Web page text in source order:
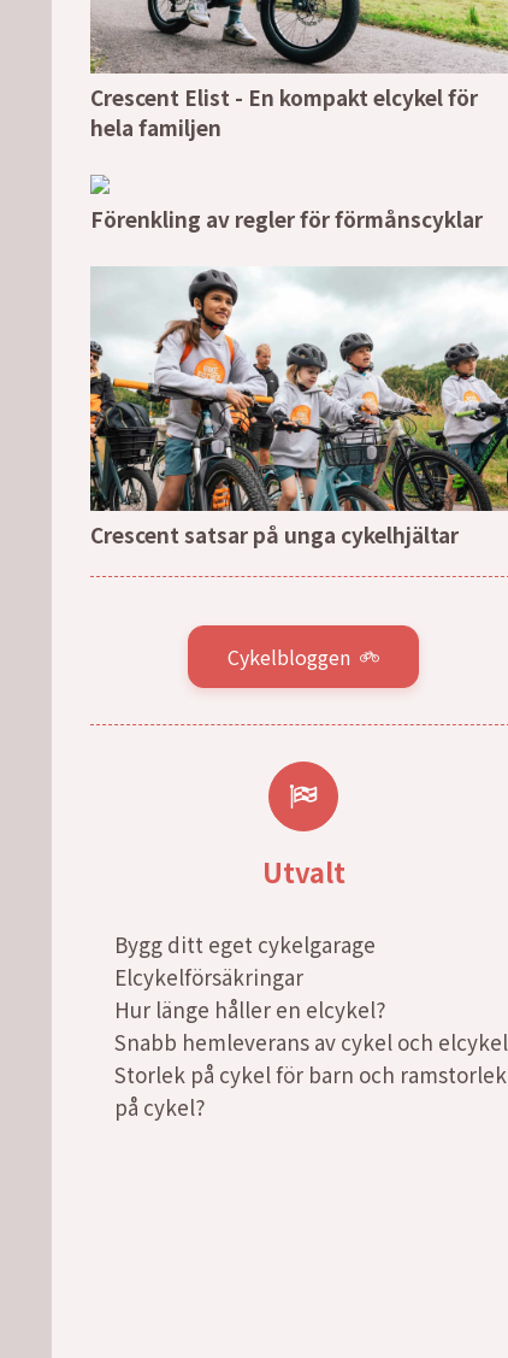
Crescent Elist - En kompakt elcykel för
hela familjen
Förenkling av regler för förmånscyklar
Crescent satsar på unga cykelhjältar
Cykelbloggen
Utvalt
Bygg ditt eget cykelgarage
Elcykelförsäkringar
Hur länge håller en elcykel?
Snabb hemleverans av cykel och elcykel
Storlek på cykel för barn och ramstorlek
på cykel?